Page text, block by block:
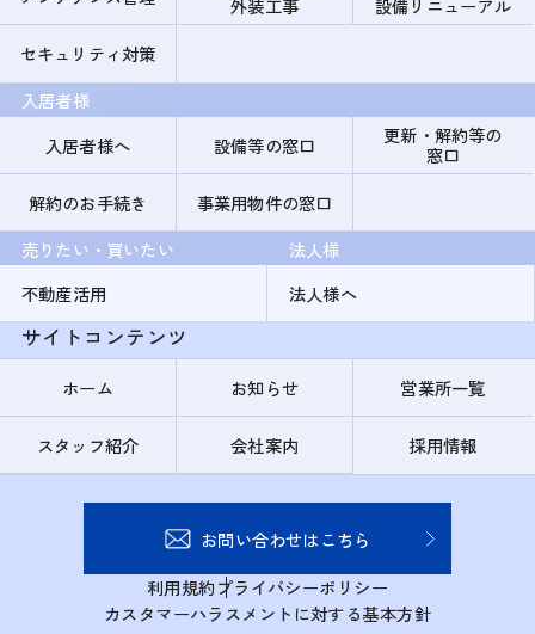
外装工事
設備リニューアル
セキュリティ対策
入居者様
入居者様へ
設備等の窓口
更新・解約等の
窓口
解約のお手続き
事業用物件の窓口
売りたい・買いたい
不動産活用
法人様
法人様へ
サイトコンテンツ
ホーム お知らせ 営業所一覧
スタッフ紹介 会社案内 採用情報
お問い合わせはこちら
利用規約プライバシーポリシー
カスタマーハラスメントに対する基本方針